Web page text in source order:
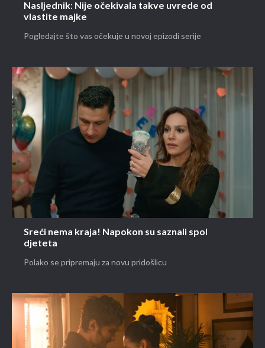
Nasljednik: Nije očekivala takve uvrede od
vlastite majke
Pogledajte što vas očekuje u novoj epizodi serije
Sreći nema kraja! Napokon su saznali spol
djeteta
Polako se pripremaju za novu pridošlicu